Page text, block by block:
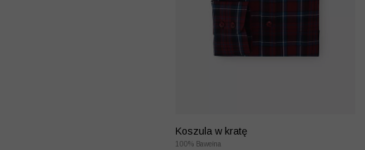
Koszula w kratę
100% Bawełna